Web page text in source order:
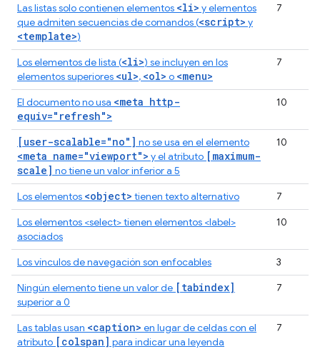
Las listas solo contienen elementos <li> y elementos
que admiten secuencias de comandos (<script> y
<template>)
7
Los elementos de lista (<li>) se incluyen en los
elementos superiores <ul>, <ol> o <menu>
7
El documento no usa <meta http-
equiv="refresh">
10
[user-scalable="no"] no se usa en el elemento
<meta name="viewport"> y el atributo [maximum-
scale] no tiene un valor inferior a 5
10
Los elementos <object> tienen texto alternativo
7
Los elementos <select> tienen elementos <label>
asociados
10
Los vínculos de navegación son enfocables
3
Ningún elemento tiene un valor de [tabindex]
superior a 0
7
Las tablas usan <caption> en lugar de celdas con el
atributo [colspan] para indicar una leyenda
7